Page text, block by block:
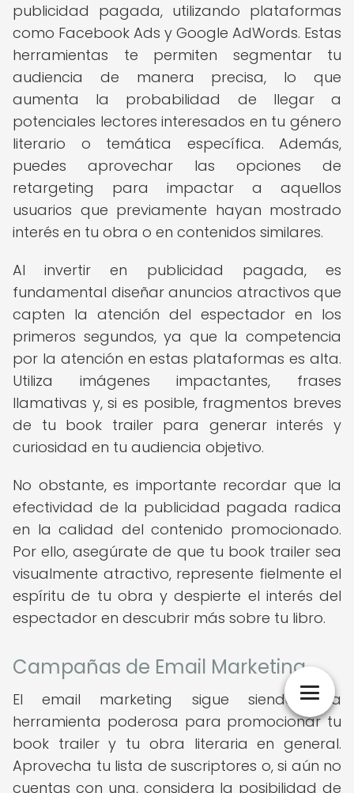
publicidad pagada, utilizando plataformas
como Facebook Ads y Google AdWords. Estas
herramientas te permiten segmentar tu
audiencia de manera precisa, lo que
aumenta la probabilidad de llegar a
potenciales lectores interesados en tu género
literario o temática específica. Además,
puedes aprovechar las opciones de
retargeting para impactar a aquellos
usuarios que previamente hayan mostrado
interés en tu obra o en contenidos similares.
Al invertir en publicidad pagada, es
fundamental diseñar anuncios atractivos que
capten la atención del espectador en los
primeros segundos, ya que la competencia
por la atención en estas plataformas es alta.
Utiliza imágenes impactantes, frases
llamativas y, si es posible, fragmentos breves
de tu book trailer para generar interés y
curiosidad en tu audiencia objetivo.
No obstante, es importante recordar que la
efectividad de la publicidad pagada radica
en la calidad del contenido promocionado.
Por ello, asegúrate de que tu book trailer sea
visualmente atractivo, represente fielmente el
espíritu de tu obra y despierte el interés del
espectador en descubrir más sobre tu libro.
Campañas de Email Marketing
El email marketing sigue siendo una
herramienta poderosa para promocionar tu
book trailer y tu obra literaria en general.
Aprovecha tu lista de suscriptores o, si aún no
cuentas con una, considera la posibilidad de